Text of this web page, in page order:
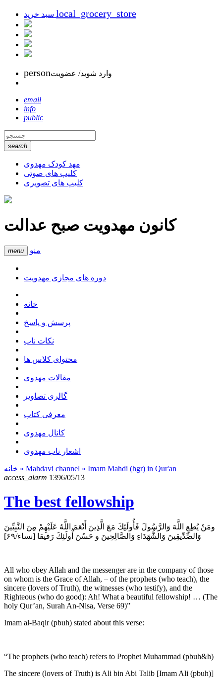
local_grocery_store
personوارد شوید/ عضویت
email
info
public
search
مهد کودک مهدوی
کلیپ های صوتی
کلیپ های تصویری
کانون مهدویت صبح عدالت
menu منو
دوره های مجازی مهدویت
خانه
پرسش و پاسخ
نکات ناب
محتوای کلاس ها
مقالات مهدوی
گالری تصاویر
معرفی کتاب
کانال مهدوی
اشعار ناب مهدوی
» Mahdavi channel » Imam Mahdi (hgr) in Qur'an
access_alarm 1396/05/13
The best fellowship
ومَنْ يُطِعِ اللَّهَ وَالرَّسُولَ فَأُولَئِكَ مَعَ الَّذِينَ أَنْعَمَ اللَّهُ عَلَيْهِمْ مِنَ النَّبِيِّينَ
وَالصِّدِّيقِينَ وَالشُّهَدَاءِ وَالصَّالِحِينَ و حَسُنَ أُولَئِكَ رَفیقا [نساء/۶۹]
All who obey Allah and the messenger are in the company of those
on whom is the Grace of Allah, – of the prophets (who teach), the
sincere (lovers of Truth), the witnesses (who testify), and the
Righteous (who do good): Ah! What a beautiful fellowship! … (The
holy Qur’an, Surah An-Nisa, Verse 69)”
Imam al-Baqir (pbuh) stated about this verse:
“The prophets (who teach) refers to Prophet Muhammad (pbuh&h)
The sincere (lovers of Truth) is Ali bin Abi Talib [Imam Ali (pbuh)]